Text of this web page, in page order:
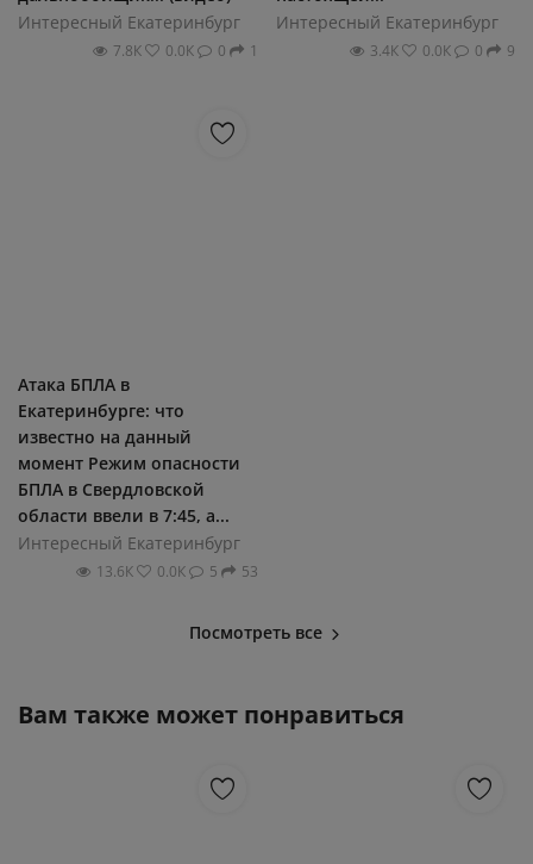
Интересный Екатеринбург
7.8К 0.0К 0 1
Интересный Екатеринбург
3.4К 0.0К 0 9
Атака БПЛА в
Екатеринбурге: что
известно на данный
момент Режим опасности
БПЛА в Свердловской
области ввели в 7:45, а...
Интересный Екатеринбург
13.6К 0.0К 5 53
Посмотреть все
Вам также может понравиться